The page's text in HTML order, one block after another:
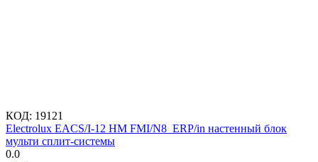
КОД: 19121
Electrolux EACS/I-12 HM FMI/N8_ERP/in настенный блок
мульти сплит-системы
0.0